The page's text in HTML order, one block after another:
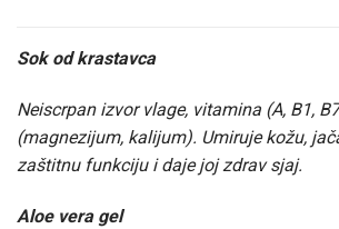
Sok od krastavca
Neiscrpan izvor vlage, vitamina (A, B1,
(magnezijum, kalijum). Umiruje kožu,
zaštitnu funkciju i daje joj zdrav sjaj.
Aloe vera gel